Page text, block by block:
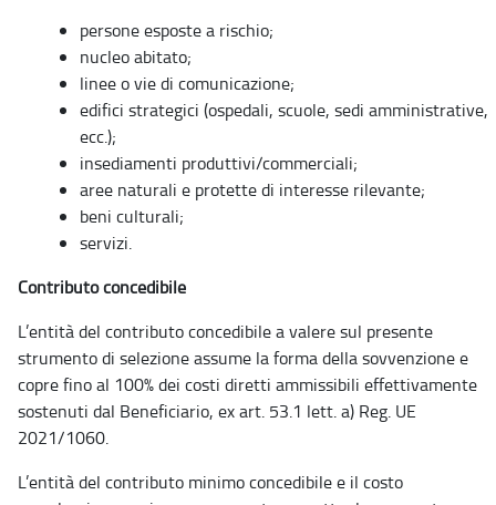
persone esposte a rischio;
nucleo abitato;
linee o vie di comunicazione;
edifici strategici (ospedali, scuole, sedi amministrative,
ecc.);
insediamenti produttivi/commerciali;
aree naturali e protette di interesse rilevante;
beni culturali;
servizi.
Contributo concedibile
L’entità del contributo concedibile a valere sul presente
strumento di selezione assume la forma della sovvenzione e
copre fino al 100% dei costi diretti ammissibili effettivamente
sostenuti dal Beneficiario, ex art. 53.1 lett. a) Reg. UE
2021/1060.
L’entità del contributo minimo concedibile e il costo